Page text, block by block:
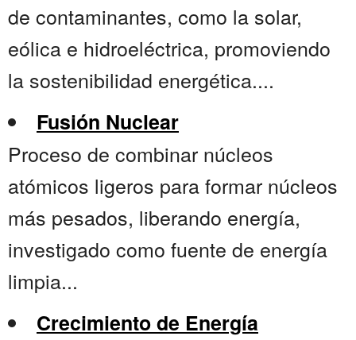
de contaminantes, como la solar,
eólica e hidroeléctrica, promoviendo
la sostenibilidad energética....
Fusión Nuclear
Proceso de combinar núcleos
atómicos ligeros para formar núcleos
más pesados, liberando energía,
investigado como fuente de energía
limpia...
Crecimiento de Energía